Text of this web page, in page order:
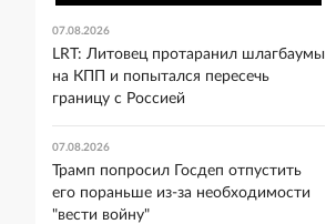
07.08.2026
LRT: Литовец протаранил шлагбаумы
на КПП и попытался пересечь
границу с Россией
07.08.2026
Трамп попросил Госдеп отпустить
его пораньше из-за необходимости
"вести войну"